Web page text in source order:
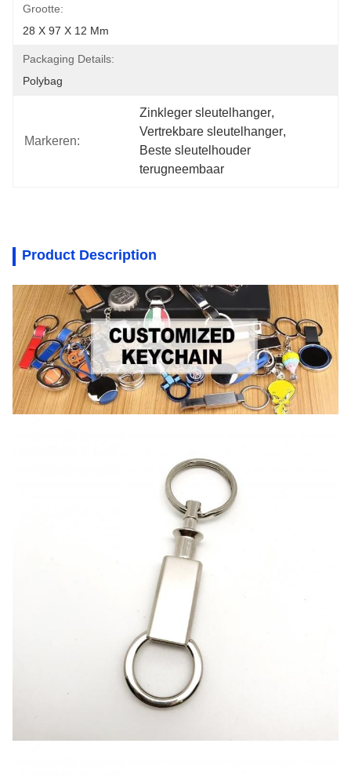
Grootte:
28 X 97 X 12 Mm
Packaging Details:
Polybag
Markeren:
Zinkleger sleutelhanger,
Vertrekbare sleutelhanger,
Beste sleutelhouder
terugneembaar
Product Description